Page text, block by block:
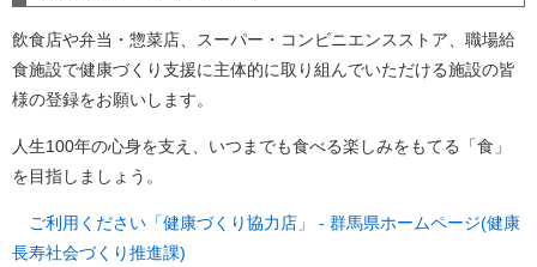
飲食店や弁当・惣菜店、スーパー・コンビニエンスストア、職場給
食施設で健康づくり支援に主体的に取り組んでいただける施設の皆
様の登録をお願いします。
人生100年の心身を支え、いつまでも食べる楽しみをもてる「食」
を目指しましょう。
ご利用ください「健康づくり協力店」 - 群馬県ホームページ(健康
長寿社会づくり推進課)